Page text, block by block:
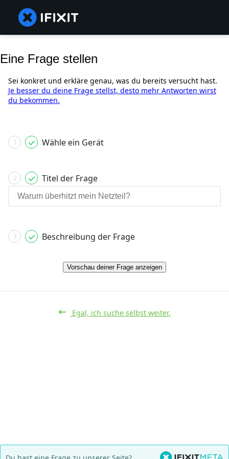
Eine Frage stellen
Sei konkret und erkläre genau, was du bereits versucht hast.
Je besser du deine Frage stellst, desto mehr Antworten wirst
du bekommen.
1 Wähle ein Gerät
2 Titel der Frage
3 Beschreibung der Frage
Vorschau deiner Frage anzeigen
Egal, ich suche selbst weiter.